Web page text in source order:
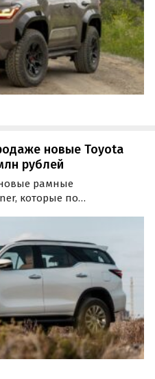
новые Toyota
рублей
рамные
которые по